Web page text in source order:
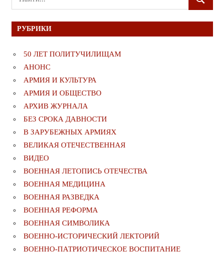
для:
ПОИСК
РУБРИКИ
50 ЛЕТ ПОЛИТУЧИЛИЩАМ
АНОНС
АРМИЯ И КУЛЬТУРА
АРМИЯ И ОБЩЕСТВО
АРХИВ ЖУРНАЛА
БЕЗ СРОКА ДАВНОСТИ
В ЗАРУБЕЖНЫХ АРМИЯХ
ВЕЛИКАЯ ОТЕЧЕСТВЕННАЯ
ВИДЕО
ВОЕННАЯ ЛЕТОПИСЬ ОТЕЧЕСТВА
ВОЕННАЯ МЕДИЦИНА
ВОЕННАЯ РАЗВЕДКА
ВОЕННАЯ РЕФОРМА
ВОЕННАЯ СИМВОЛИКА
ВОЕННО-ИСТОРИЧЕСКИЙ ЛЕКТОРИЙ
ВОЕННО-ПАТРИОТИЧЕСКОЕ ВОСПИТАНИЕ